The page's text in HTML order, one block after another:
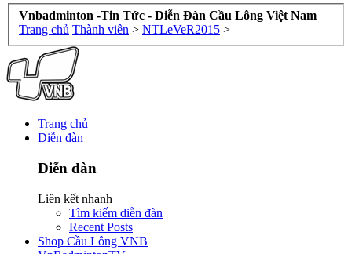
Vnbadminton -Tin Tức - Diễn Đàn Cầu Lông Việt Nam
Trang chủ Thành viên > NTLeVeR2015 >
Trang chủ
Diễn đàn
Diễn đàn
Liên kết nhanh
Tìm kiếm diễn đàn
Recent Posts
Shop Cầu Lông VNB